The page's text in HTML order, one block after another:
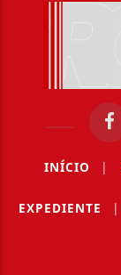
INÍCIO |
EXPEDIENTE |